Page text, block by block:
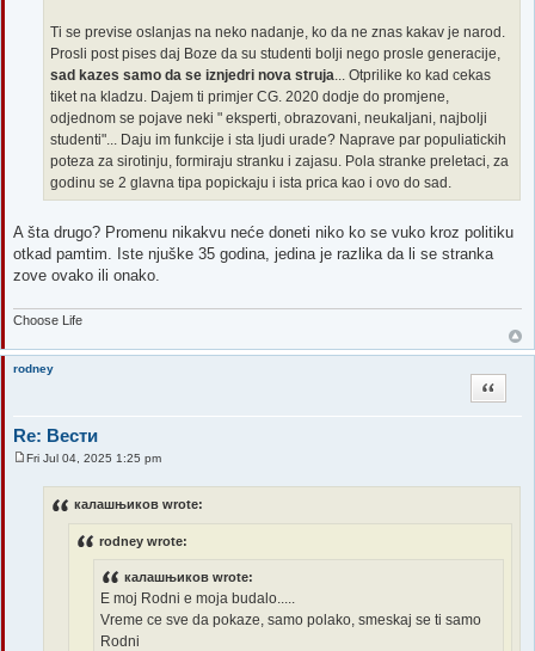
Ti se previse oslanjas na neko nadanje, ko da ne znas kakav je narod.
Prosli post pises daj Boze da su studenti bolji nego prosle generacije,
sad kazes samo da se iznjedri nova struja... Otprilike ko kad cekas
tiket na kladzu. Dajem ti primjer CG. 2020 dodje do promjene,
odjednom se pojave neki " eksperti, obrazovani, neukaljani, najbolji
studenti"... Daju im funkcije i sta ljudi urade? Naprave par populiatickih
poteza za sirotinju, formiraju stranku i zajasu. Pola stranke preletaci, za
godinu se 2 glavna tipa popickaju i ista prica kao i ovo do sad.
A šta drugo? Promenu nikakvu neće doneti niko ko se vuko kroz politiku
otkad pamtim. Iste njuške 35 godina, jedina je razlika da li se stranka
zove ovako ili onako.
Choose Life
rodney
Re: Вести
Quote
Fri Jul 04, 2025 1:25 pm
калашњиков wrote:
rodney wrote:
калашњиков wrote:
E moj Rodni e moja budalo.....
Vreme ce sve da pokaze, samo polako, smeskaj se ti samo
Rodni